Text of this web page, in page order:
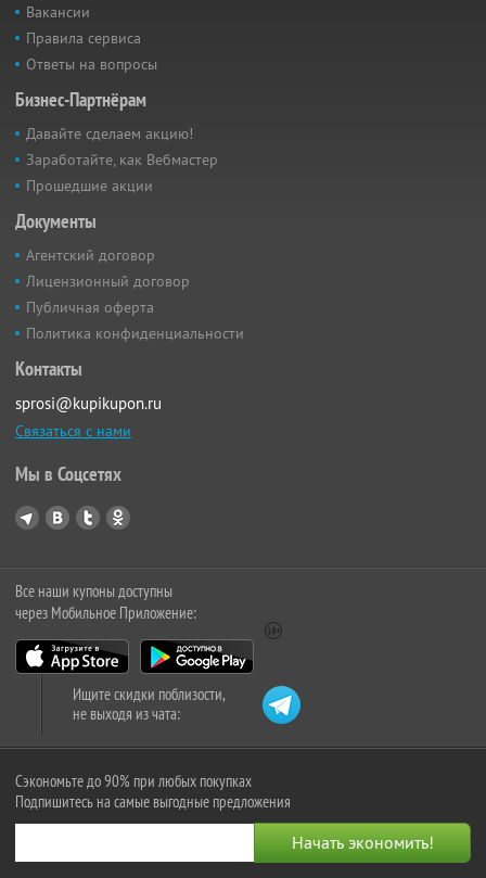
Вакансии
Правила сервиса
Ответы на вопросы
Бизнес-Партнёрам
Давайте сделаем акцию!
Заработайте, как Вебмастер
Прошедшие акции
Документы
Агентский договор
Лицензионный договор
Публичная оферта
Политика конфиденциальности
Контакты
sprosi@kupikupon.ru
Связаться с нами
Мы в Соцсетях
Все наши купоны доступны
через Мобильное Приложение:
Ищите скидки поблизости,
не выходя из чата:
Сэкономьте до 90% при любых покупках
Подпишитесь на самые выгодные предложения